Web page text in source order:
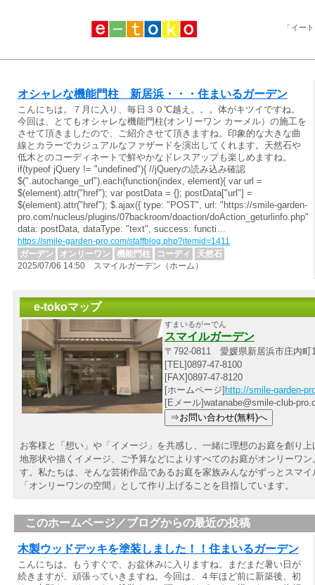
「イー
オシャレな機能門柱 新居浜・・・住まいるガーデン
こんにちは。７月に入り、毎日３０℃越え。。。体がキツイですね。
今回は、とてもオシャレな機能門柱(オンリーワン カーメル）の施工を
させて頂きましたので、ご紹介させて頂きますね。印象的な大きな曲
線とカラーでカジュアルなファザードを演出してくれます。天然石や
低木とのコーディネートで鮮やかなドレスアップも楽しめますね。
if(typeof jQuery != "undefined"){ //jQueryの読み込み確認
$(".autochange_url").each(function(index, element){ var url =
$(element).attr("href"); var postData = {}; postData["url"] =
$(element).attr("href"); $.ajax({ type: "POST", url: "https://smile-garden-
pro.com/nucleus/plugins/07backroom/doaction/doAction_geturlinfo.php",
data: postData, dataType: "text", success: functi…
https://smile-garden-pro.com/staffblog.php?itemid=1411
ガーデン
オンリーワン 機能門柱 コーディ
天然石
2025/07/06 14:50 スマイルガーデン（ホーム）
e-tokoマップ
すまいるがーでん
スマイルガーデン
〒792-0811 愛媛県新居浜市庄内町
[TEL]0897-47-8100
[FAX]0897-47-8120
[ホームページ] http://smile-garden-
[Eメール]watanabe@smile-club-
お客様と「想い」や「イメージ」を共感し、一緒に理想のお庭を創り
地形状や描くイメージ、ご予算などによりすべてのお庭がオンリーワ
す。私たちは、そんな芸術作品であるお庭を家族みんながずっとスマ
「オンリーワンの空間」として作り上げることを目指しています。
このホームページ／ブログからの最近の投稿
木製ウッドデッキを塗装しました！！住まいるガーデン
こんにちは。もうすぐで、お盆休みに入りますね。まだまだ暑い日が
続きますが、頑張っていきますね。今回は、４年ほど前に新築後、初